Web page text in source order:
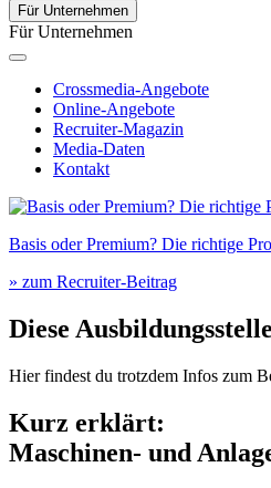
Für Unternehmen
Für Unternehmen
Crossmedia-Angebote
Online-Angebote
Recruiter-Magazin
Media-Daten
Kontakt
Basis oder Premium? Die richtige
» zum Recruiter-Beitrag
Diese
Hier findest du trotzdem Infos zum
Kurz erklärt:
Maschinen- und